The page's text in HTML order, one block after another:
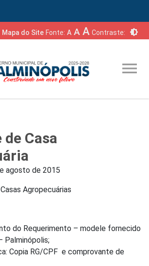
Mapa do Site Fonte: A A A Contraste: brightness_6
menu
Casa
agosto de 2015
Agropecuárias
do Requerimento – modele fornecido
Palminópolis;
Copia RG/CPF e comprovante de